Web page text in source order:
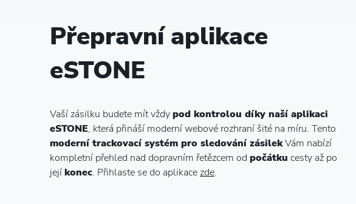
Přepravní aplikace
eSTONE
Vaší zásilku budete mít vždypod kontrolou díky naší aplikaci
eSTONE, která přináší moderní webové rozhraní šité na míru. Tento
moderní trackovací systém pro sledování zásilekVám nabízí
kompletní přehled nad dopravním řetězcem od počátku cesty až po
jejíkonec. Přihlaste se do aplikace zde.